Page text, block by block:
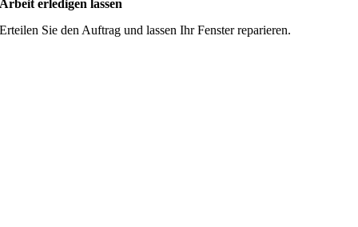
Arbeit erledigen lassen
Erteilen Sie den Auftrag und lassen Ihr Fenster reparieren.